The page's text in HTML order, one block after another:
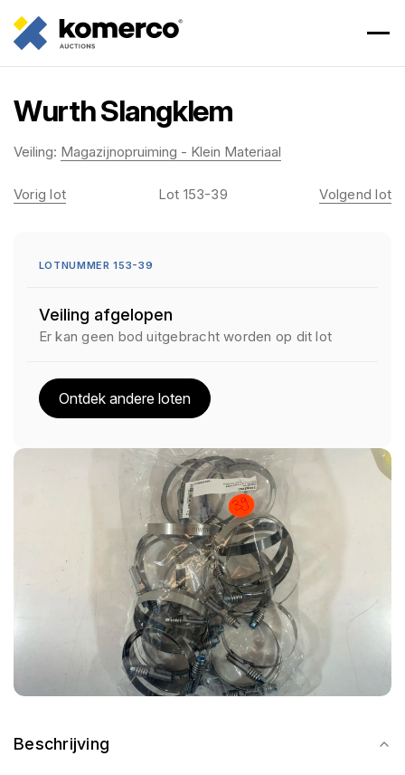
Wurth Slangklem
Veiling: Magazijnopruiming - Klein Materiaal
Beschrijving
Vorig lot Lot 153-39 Volgend lot
LOTNUMMER 153-39
Veiling afgelopen
Er kan geen bod uitgebracht worden op dit lot
Ontdek andere loten